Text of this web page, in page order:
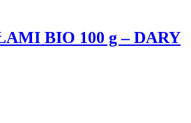
BIO 100 g – DARY